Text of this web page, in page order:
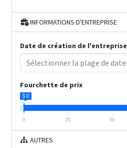
INFORMATIONS D'ENTREPRISE
Date de création de l'entreprise
Fourchette de prix
$ 0
0 25 50
AUTRES